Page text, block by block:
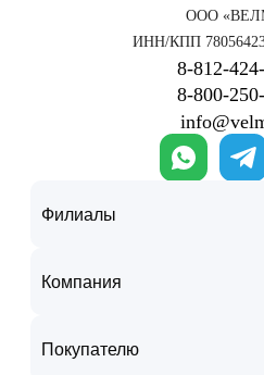
ООО
ИНН/КПП
Филиалы
Компания
Покупателю